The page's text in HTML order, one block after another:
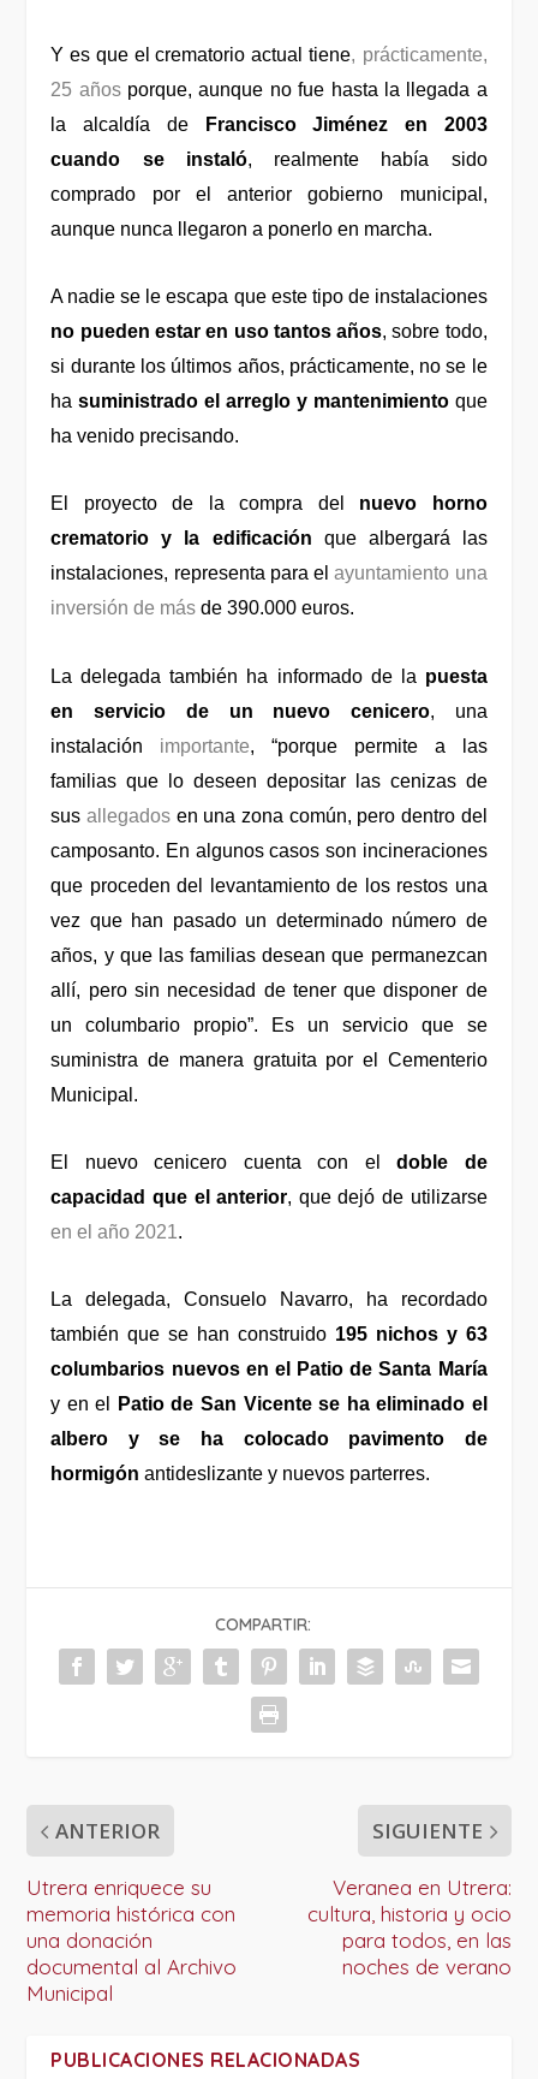
Y es que el crematorio actual tiene, prácticamente,
25 añosporque, aunque no fue hasta la llegada a
la alcaldía de
Francisco Jiménez en 2003
cuando se instaló, realmente había sido
comprado por el anterior gobierno municipal,
aunque nunca llegaron a ponerlo en marcha.
A nadie se le escapa que este tipo de instalaciones
no pueden estar en uso tantos años, sobre todo,
si durante los últimos años, prácticamente, no se le
ha suministrado el arreglo y mantenimientoque
ha venido precisando.
El proyecto de la compra del
nuevo horno
crematorio y la edificación que albergará las
instalaciones, representa para elayuntamiento una
inversión de más de 390.000 euros.
La delegada también ha informado de la puesta
en servicio de un nuevo cenicero, una
instalación importante, “porque permite a las
familias que lo deseen depositar las cenizas de
susallegados en una zona común, pero dentro del
camposanto. En algunos casos son incineraciones
que proceden del levantamiento de los restos una
vez que han pasado un determinado número de
años, y que las familias desean que permanezcan
allí, pero sin necesidad de tener que disponer de
un columbario propio”. Es un servicio que se
suministra de manera gratuita por el Cementerio
Municipal.
El nuevo cenicero cuenta con eldoble de
capacidad que el anterior, que dejó de utilizarse
en el año 2021.
La delegada, Consuelo Navarro, ha recordado
también que se han construido 195 nichos y 63
columbarios nuevos en el Patio de Santa María
y en el
Patio de San Vicente se ha eliminado el
albero y se ha colocado pavimento de
hormigón antideslizante y nuevos parterres.
COMPARTIR:
ANTERIOR
Utrera enriquece su
memoria histórica con
una donación
documental al Archivo
Municipal
SIGUIENTE
Veranea en Utrera:
cultura, historia y ocio
para todos, en las
noches de verano
PUBLICACIONES RELACIONADAS